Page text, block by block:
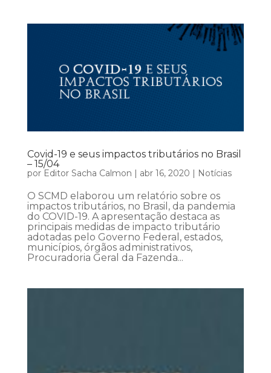
Covid-19 e seus impactos tributários no Brasil
– 15/04
por Editor Sacha Calmon | abr 16, 2020 | Notícias
O SCMD elaborou um relatório sobre os
impactos tributários, no Brasil, da pandemia
do COVID-19. A apresentação destaca as
principais medidas de impacto tributário
adotadas pelo Governo Federal, estados,
municípios, órgãos administrativos,
Procuradoria Geral da Fazenda...